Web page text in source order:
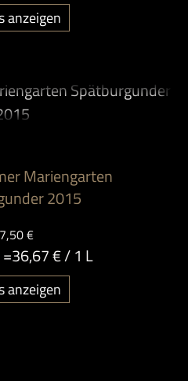
anzeigen
Mariengarten
2015
€
36,67 €/ 1 L
anzeigen